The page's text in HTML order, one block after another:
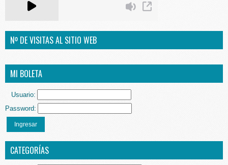
Nº DE VISITAS AL SITIO WEB
MI BOLETA
Usuario:
Password:
Ingresar
CATEGORÍAS